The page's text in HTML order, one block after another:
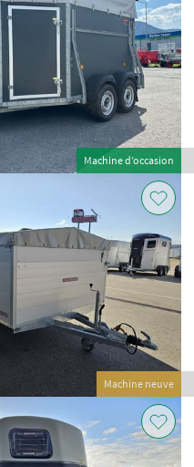
Machine d’occasion
Machine neuve